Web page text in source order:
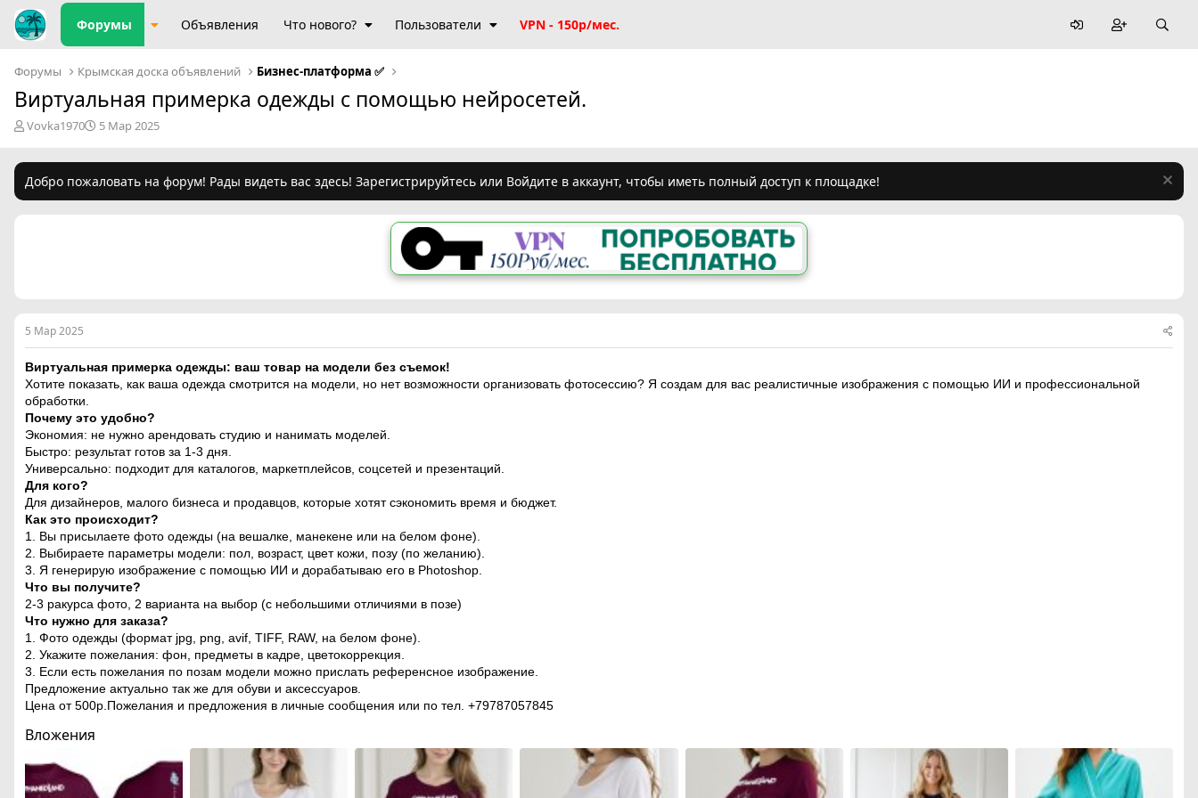
Форумы Объявления Что нового? Пользователи VPN - 150р/мес.
Форумы Крымская доска объявлений Бизнес-платформа ✅️
Виртуальная примерка одежды с помощью нейросетей.
А
р
т
Vovka1970
Д
н
а
5 Мар 2025
Добро пожаловать на форум! Рады видеть вас здесь! Зарегистрируйтесь или Войдите в аккаунт, чтобы иметь полный доступ к площадке!
5 Мар 2025
Виртуальная примерка одежды: ваш товар на модели без съемок!
Хотите показать, как ваша одежда смотрится на модели, но нет возможности организовать фотосессию? Я создам для вас реалистичные изображения с помощью ИИ и профессиональной
обработки.
Почему это удобно?
Экономия: не нужно арендовать студию и нанимать моделей.
Быстро: результат готов за 1-3 дня.
Универсально: подходит для каталогов, маркетплейсов, соцсетей и презентаций.
Для кого?
Для дизайнеров, малого бизнеса и продавцов, которые хотят сэкономить время и бюджет.
Как это происходит?
1. Вы присылаете фото одежды (на вешалке, манекене или на белом фоне).
2. Выбираете параметры модели: пол, возраст, цвет кожи, позу (по желанию).
3. Я генерирую изображение с помощью ИИ и дорабатываю его в Photoshop.
Что вы получите?
2-3 ракурса фото, 2 варианта на выбор (с небольшими отличиями в позе)
Что нужно для заказа?
1. Фото одежды (формат jpg, png, avif, TIFF, RAW, на белом фоне).
2. Укажите пожелания: фон, предметы в кадре, цветокоррекция.
3. Если есть пожелания по позам модели можно прислать референсное изображение.
Предложение актуально так же для обуви и аксессуаров.
Цена от 500р.Пожелания и предложения в личные сообщения или по тел. +79787057845
Вложения